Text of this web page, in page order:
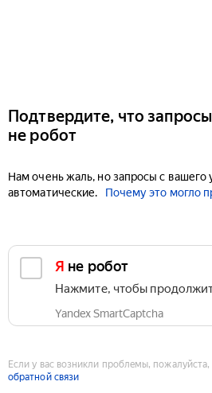
Подтвердите, что
не робот
Нам очень жаль, но запросы с вашего
автоматические.
Почему это могло
Я не робот
Нажмите, чтобы
Yandex SmartCaptcha
Если у вас возникли проблемы, пожалуйста,
обратной связи